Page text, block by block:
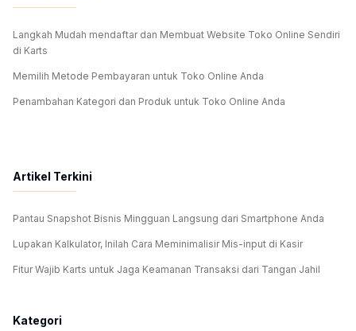
Langkah Mudah mendaftar dan Membuat Website Toko Online Sendiri
di Karts
Memilih Metode Pembayaran untuk Toko Online Anda
Penambahan Kategori dan Produk untuk Toko Online Anda
Artikel Terkini
Pantau Snapshot Bisnis Mingguan Langsung dari Smartphone Anda
Lupakan Kalkulator, Inilah Cara Meminimalisir Mis-input di Kasir
Fitur Wajib Karts untuk Jaga Keamanan Transaksi dari Tangan Jahil
Kategori